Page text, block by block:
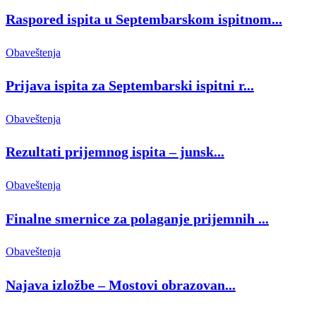
Raspored ispita u Septembarskom ispitnom...
Obaveštenja
Prijava ispita za Septembarski ispitni r...
Obaveštenja
Rezultati prijemnog ispita – junsk...
Obaveštenja
Finalne smernice za polaganje prijemnih ...
Obaveštenja
Najava izložbe – Mostovi obrazovan...